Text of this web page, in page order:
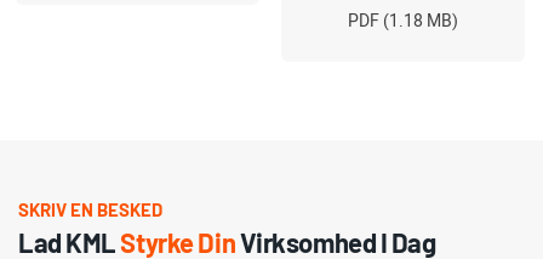
PDF (1.18 MB)
SKRIV EN BESKED
Lad KMLStyrke DinVirksomhed I Dag